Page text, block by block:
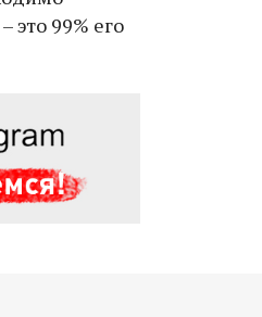
это 99% его